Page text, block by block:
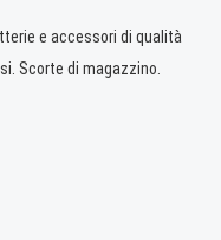
e accessori di qualità
Scorte di magazzino.